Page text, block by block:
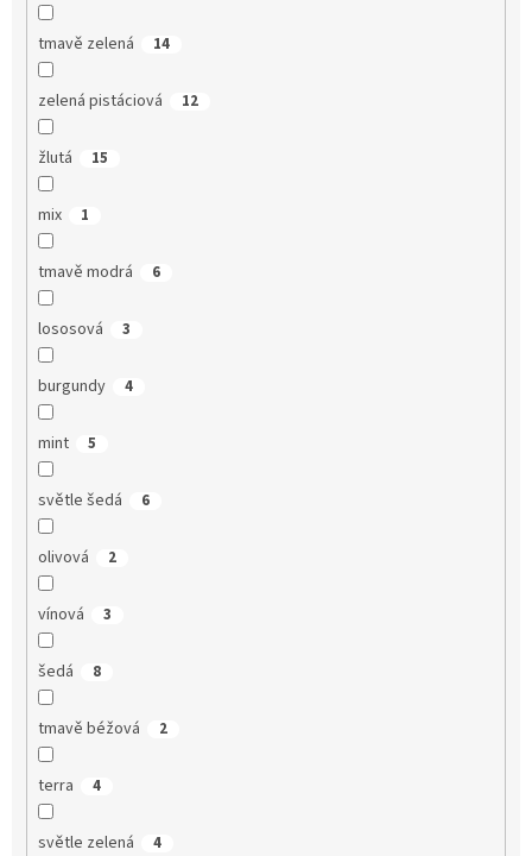
tmavě zelená 14
zelená pistáciová 12
žlutá 15
mix 1
tmavě modrá 6
lososová 3
burgundy 4
mint 5
světle šedá 6
olivová 2
vínová 3
šedá 8
tmavě béžová 2
terra 4
světle zelená 4